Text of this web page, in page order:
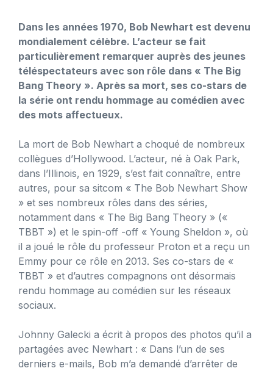
Dans les années 1970, Bob Newhart est devenu
mondialement célèbre. L’acteur se fait
particulièrement remarquer auprès des jeunes
téléspectateurs avec son rôle dans « The Big
Bang Theory ». Après sa mort, ses co-stars de
la série ont rendu hommage au comédien avec
des mots affectueux.
La mort de Bob Newhart a choqué de nombreux
collègues d’Hollywood. L’acteur, né à Oak Park,
dans l’Illinois, en 1929, s’est fait connaître, entre
autres, pour sa sitcom « The Bob Newhart Show
» et ses nombreux rôles dans des séries,
notamment dans « The Big Bang Theory » («
TBBT ») et le spin-off -off « Young Sheldon », où
il a joué le rôle du professeur Proton et a reçu un
Emmy pour ce rôle en 2013. Ses co-stars de «
TBBT » et d’autres compagnons ont désormais
rendu hommage au comédien sur les réseaux
sociaux.
Johnny Galecki a écrit à propos des photos qu’il a
partagées avec Newhart : « Dans l’un de ses
derniers e-mails, Bob m’a demandé d’arrêter de